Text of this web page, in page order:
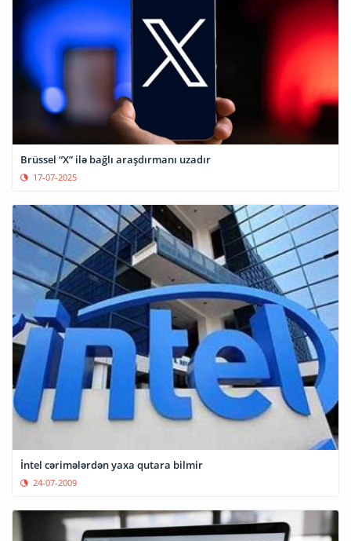
Brüssel “X” ilə bağlı araşdırmanı uzadır
17-07-2025
İntel cərimələrdən yaxa qutara bilmir
24-07-2009